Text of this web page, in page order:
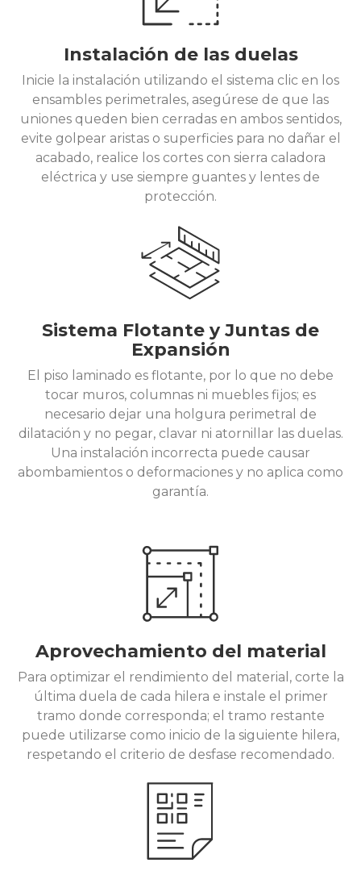
Instalación de las duelas
Inicie la instalación utilizando el sistema clic en los
ensambles perimetrales, asegúrese de que las
uniones queden bien cerradas en ambos sentidos,
evite golpear aristas o superficies para no dañar el
acabado, realice los cortes con sierra caladora
eléctrica y use siempre guantes y lentes de
protección.
Sistema Flotante y Juntas de
Expansión
El piso laminado es flotante, por lo que no debe
tocar muros, columnas ni muebles fijos; es
necesario dejar una holgura perimetral de
dilatación y no pegar, clavar ni atornillar las duelas.
Una instalación incorrecta puede causar
abombamientos o deformaciones y no aplica como
garantía.
Aprovechamiento del material
Para optimizar el rendimiento del material, corte la
última duela de cada hilera e instale el primer
tramo donde corresponda; el tramo restante
puede utilizarse como inicio de la siguiente hilera,
respetando el criterio de desfase recomendado.